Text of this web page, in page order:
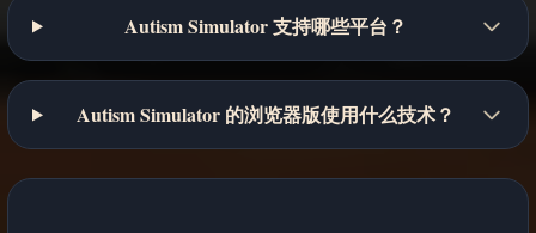
Autism Simulator 支持哪些平台？
Autism Simulator 的浏览器版使用什么技术？